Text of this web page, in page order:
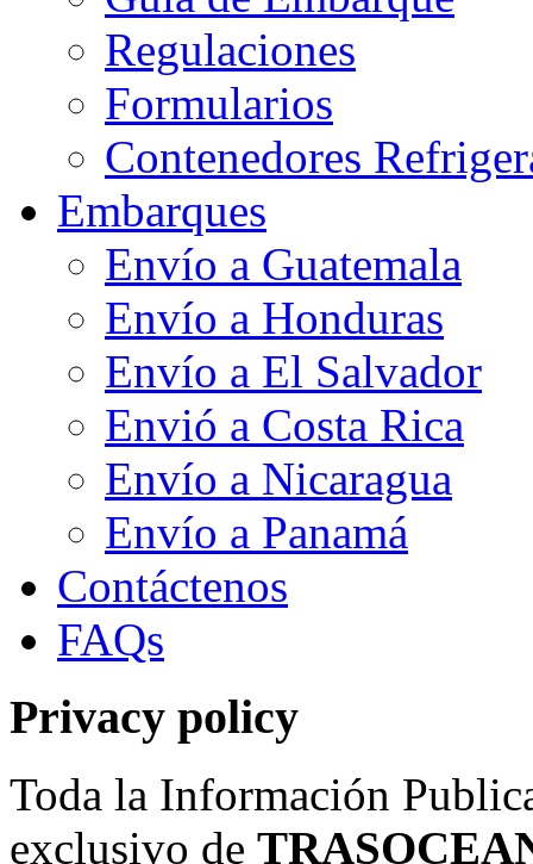
Regulaciones
Formularios
Contenedores
Embarques
Envío a Guatemala
Envío a Honduras
Envío a El Salvador
Envió a Costa Rica
Envío a Nicaragua
Envío a Panamá
Contáctenos
FAQs
Privacy policy
Toda la Información
exclusivo de